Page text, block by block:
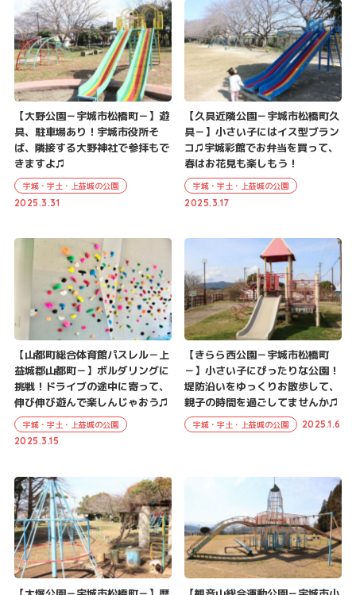
【大野公園－宇城市松橋町－】遊
具、駐車場あり！宇城市役所そ
ば、隣接する大野神社で参拝もで
きますよ♫
宇城・宇土・上益城の公園
2025.3.31
【久具近隣公園－宇城市松橋町久
具－】小さい子にはイス型ブラン
コ♫宇城彩館でお弁当を買って、
春はお花見も楽しもう！
宇城・宇土・上益城の公園
2025.3.17
【山都町総合体育館パスレル－上
益城郡山都町－】ボルダリングに
挑戦！ドライブの途中に寄って、
伸び伸び遊んで楽しんじゃおう♫
宇城・宇土・上益城の公園
2025.3.15
【きらら西公園－宇城市松橋町
－】小さい子にぴったりな公園！
堤防沿いをゆっくりお散歩して、
親子の時間を過ごしてませんか♫
宇城・宇土・上益城の公園 2025.1.6